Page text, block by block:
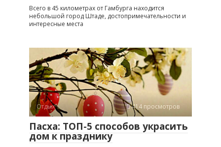
Всего в 45 километрах от Гамбурга находится
небольшой город Штаде, достопримечательности и
интересные места
Отдых 414 просмотров
Пасха: ТОП-5 способов украсить
дом к празднику